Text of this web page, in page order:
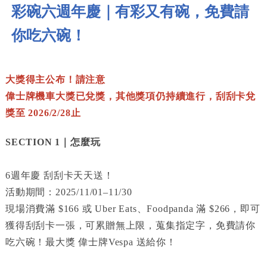
彩碗六週年慶｜有彩又有碗，免費請
你吃六碗！
大獎得主公布！請注意
偉士牌機車大獎已兌獎，其他獎項仍持續進行，刮刮卡兌
獎至 2026/2/28止
SECTION 1｜怎麼玩
6週年慶 刮刮卡天天送！
活動期間：2025/11/01–11/30
現場消費滿 $166 或 Uber Eats、Foodpanda 滿 $266，即可
獲得刮刮卡一張，可累贈無上限，蒐集指定字，免費請你
吃六碗！最大獎 偉士牌Vespa 送給你！